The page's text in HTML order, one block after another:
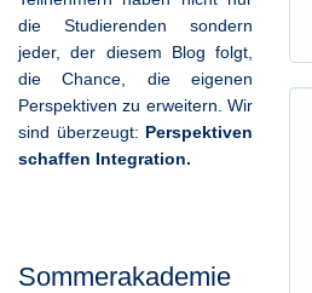
die Studierenden sondern
jeder, der diesem Blog folgt,
die Chance, die eigenen
Perspektiven zu erweitern. Wir
sind überzeugt: Perspektiven
schaffen Integration.
Sommerakademie